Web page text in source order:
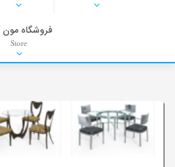
Background
Images
فروشگاه
Store